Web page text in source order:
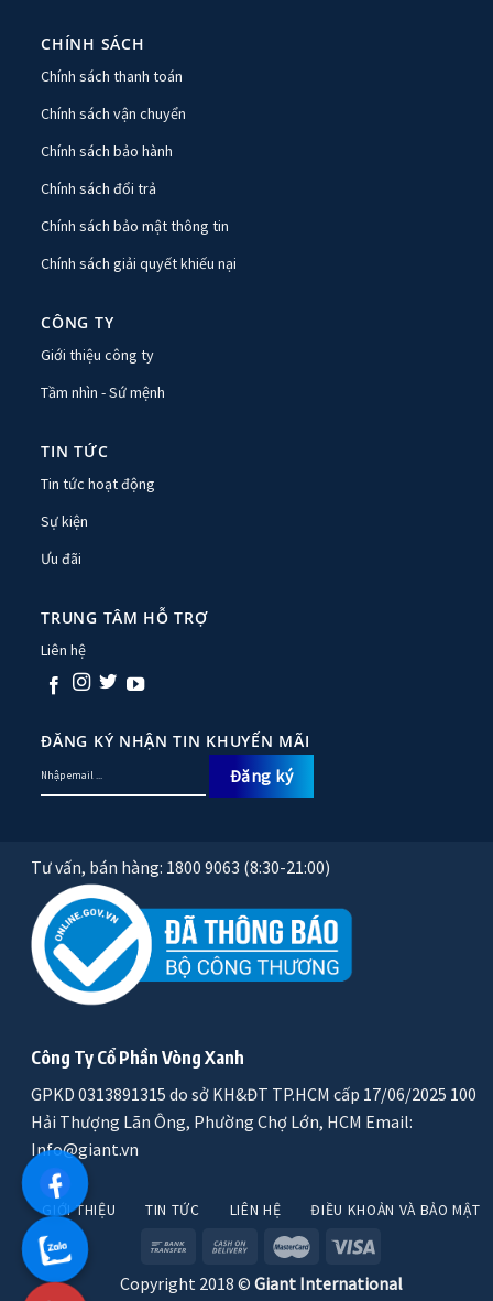
CHÍNH SÁCH
Chính sách thanh toán
Chính sách vận chuyển
Chính sách bảo hành
Chính sách đổi trả
Chính sách bảo mật thông tin
Chính sách giải quyết khiếu nại
CÔNG TY
Giới thiệu công ty
Tầm nhìn - Sứ mệnh
TIN TỨC
Tin tức hoạt động
Sự kiện
Ưu đãi
TRUNG TÂM HỖ TRỢ
Liên hệ
ĐĂNG KÝ NHẬN TIN KHUYẾN MÃI
Tư vấn, bán hàng: 1800 9063 (8:30-21:00)
Công Ty Cổ Phần Vòng Xanh
GPKD 0313891315 do sở KH&ĐT TP.HCM cấp 17/06/2025 100
Hải Thượng Lãn Ông, Phường Chợ Lớn, HCM Email:
Info@giant.vn
GIỚI THIỆU TIN TỨC LIÊN HỆ ĐIỀU KHOẢN VÀ BẢO MẬT
Copyright 2018 © Giant International